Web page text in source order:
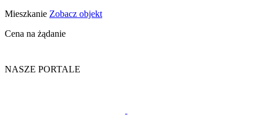
Mieszkanie Zobacz objekt
Cena na żądanie
NASZE PORTALE